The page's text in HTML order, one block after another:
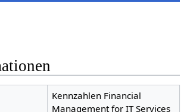
Kennzahlen Financial
Management for IT Services